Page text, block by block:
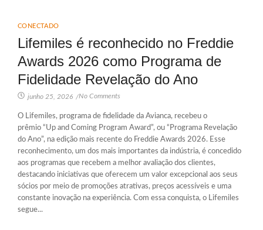
CONECTADO
Lifemiles é reconhecido no Freddie
Awards 2026 como Programa de
Fidelidade Revelação do Ano
junho 25, 2026 /No Comments
O Lifemiles, programa de fidelidade da Avianca, recebeu o
prêmio “Up and Coming Program Award”, ou “Programa Revelação
do Ano”, na edição mais recente do Freddie Awards 2026. Esse
reconhecimento, um dos mais importantes da indústria, é concedido
aos programas que recebem a melhor avaliação dos clientes,
destacando iniciativas que oferecem um valor excepcional aos seus
sócios por meio de promoções atrativas, preços acessíveis e uma
constante inovação na experiência. Com essa conquista, o Lifemiles
segue...